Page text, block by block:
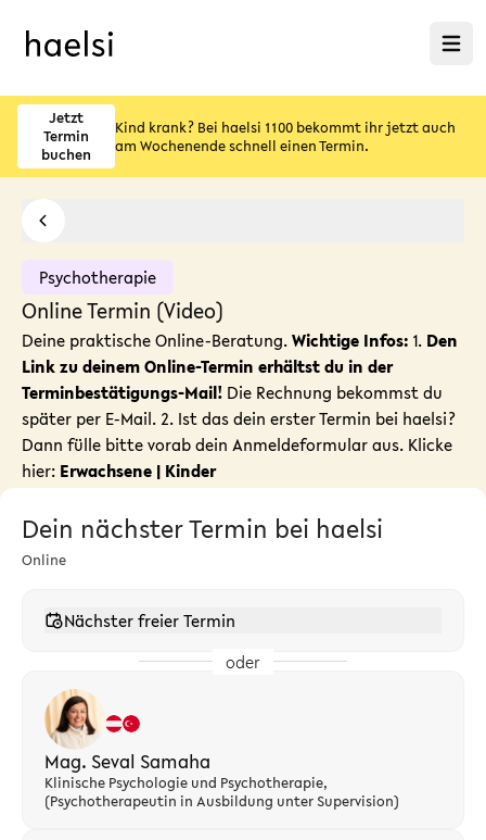
Menü
Jetzt
Termin
buchen
Kind krank? Bei haelsi 1100 bekommt ihr jetzt auch
am Wochenende schnell einen Termin.
Psychotherapie
Online Termin (Video)
Deine praktische Online-Beratung.Wichtige Infos: 1. Den
Link zu deinem Online-Termin erhältst du in der
Terminbestätigungs-Mail! Die Rechnung bekommst du
später per E-Mail. 2. Ist das dein erster Termin bei haelsi?
Dann fülle bitte vorab dein Anmeldeformular aus. Klicke
hier: Erwachsene | Kinder
Dein nächster Termin bei haelsi
Online
Nächster freier Termin
oder
Mag. Seval Samaha
Klinische Psychologie und Psychotherapie,
(Psychotherapeutin in Ausbildung unter Supervision)